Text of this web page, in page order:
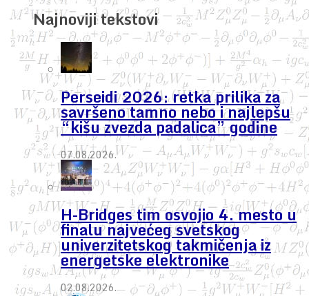
Najnoviji tekstovi
Perseidi 2026: retka prilika za
savršeno tamno nebo i najlepšu
“kišu zvezda padalica” godine
07.08.2026.
H-Bridges tim osvojio 4. mesto u
finalu najvećeg svetskog
univerzitetskog takmičenja iz
energetske elektronike
02.08.2026.